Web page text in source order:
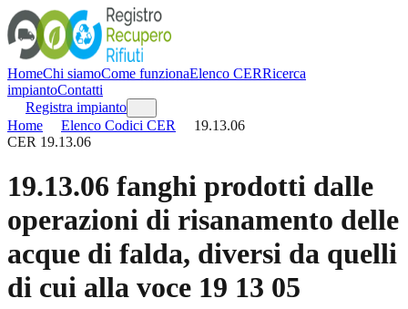
HomeChi siamoCome funzionaElenco CERRicerca
impiantoContatti
Registra impianto
Home
Elenco Codici CER
19.13.06
CER 19.13.06
19.13.06 fanghi prodotti dalle
operazioni di risanamento delle
acque di falda, diversi da quelli
di cui alla voce 19 13 05